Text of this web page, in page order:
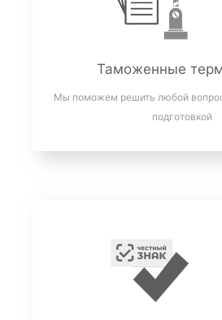
Таможенные
Мы поможем решить любой
подготовкой